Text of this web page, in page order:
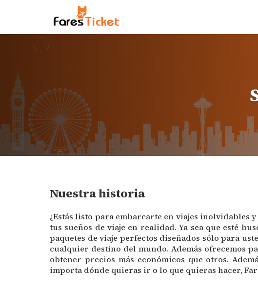
Nuestra historia
¿Estás listo para embarcarte en viajes
tus sueños de viaje en realidad. Ya sea que esté
paquetes de viaje perfectos diseñados sólo para
cualquier destino del mundo. Además ofrecemos
obtener precios más económicos que otros.
importa dónde quieras ir o lo que quieras hacer,